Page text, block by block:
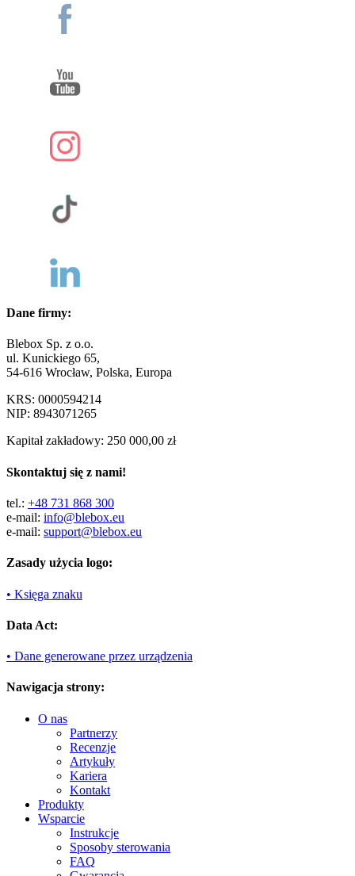
Dane firmy:
Blebox Sp. z o.o.
ul. Kunickiego 65,
54-616 Wrocław, Polska, Europa
KRS: 0000594214
NIP: 8943071265
Kapitał zakładowy: 250 000,00 zł
Skontaktuj się z nami!
tel.: +48 731 868 300
e-mail: info@blebox.eu
e-mail: support@blebox.eu
Zasady użycia logo:
• Księga znaku
Data Act:
• Dane generowane przez urządzenia
Nawigacja strony:
O nas
Partnerzy
Recenzje
Artykuły
Kariera
Kontakt
Produkty
Wsparcie
Instrukcje
Sposoby sterowania
FAQ